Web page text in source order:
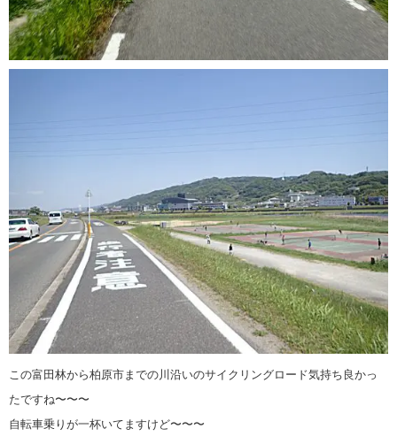
この富田林から柏原市までの川沿いのサイクリングロード気持ち良かっ
たですね〜〜〜
自転車乗りが一杯いてますけど〜〜〜